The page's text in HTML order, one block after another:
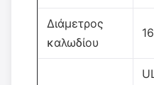
Διάμετρος
καλωδίου